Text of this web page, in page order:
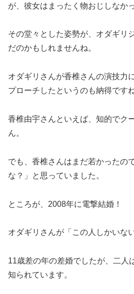
が、彼女はまったく物おじしなか
その堂々とした姿勢が、オダギリ
だのかもしれませんね。
オダギリさんが香椎さんの演技力
プローチしたというのも納得ですね
香椎由宇さんといえば、知的でク
ん。
でも、香椎さんはまだ若かったの
な？」と思っていました。
ところが、2008年に電撃結婚！
オダギリさんが「この人しかいな
11歳差の年の差婚でしたが、二人
知られています。